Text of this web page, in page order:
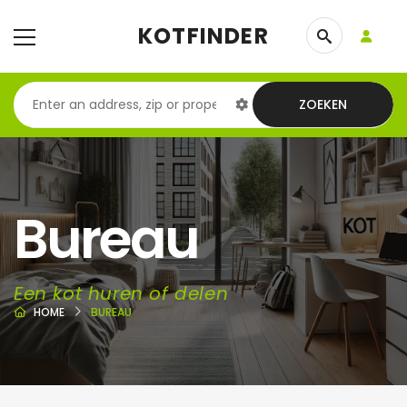
KOTFINDER
ZOEKEN
Bureau
Een kot huren of delen
HOME BUREAU